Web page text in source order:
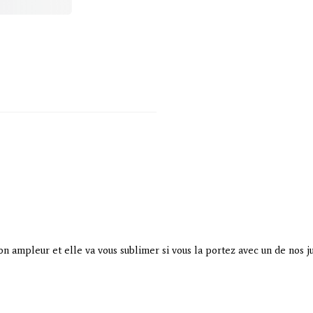
et elle va vous sublimer si vous la portez avec un de nos